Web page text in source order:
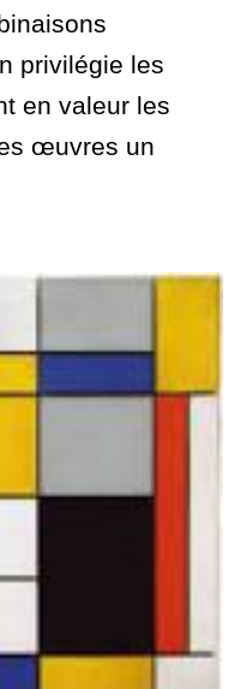
privilégie les
en valeur les
œuvres un